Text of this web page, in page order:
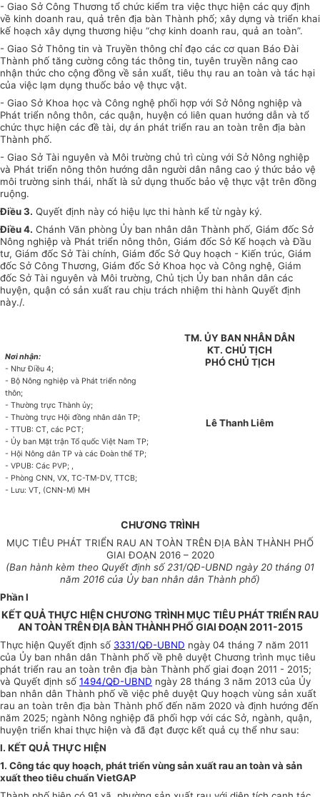
- Giao Sở Công Thương tổ chức kiểm tra việc thực hiện các quy định
về kinh doanh rau, quả trên địa bàn Thành phố; xây dựng và triển khai
kế hoạch xây dựng thương hiệu “chợ kinh doanh rau, quả an toàn”.
- Giao Sở Thông tin và Truyền thông chỉ đạo các cơ quan Báo Đài
Thành phố tăng cường công tác thông tin, tuyên truyền nâng cao
nhận thức cho cộng đồng về sản xuất, tiêu thụ rau an toàn và tác hại
của việc lạm dụng thuốc bảo vệ thực vật.
- Giao Sở Khoa học và Công nghệ phối hợp với Sở Nông nghiệp và
Phát triển nông thôn, các quận, huyện có liên quan hướng dẫn và tổ
chức thực hiện các đề tài, dự án phát triển rau an toàn trên địa bàn
Thành phố.
- Giao Sở Tài nguyên và Môi trường chủ trì cùng với Sở Nông nghiệp
và Phát triển nông thôn hướng dẫn người dân nâng cao ý thức bảo vệ
môi trường sinh thái, nhất là sử dụng thuốc bảo vệ thực vật trên đồng
ruộng.
Điều 3. Quyết định này có hiệu lực thi hành kể từ ngày ký.
Điều 4. Chánh Văn phòng Ủy ban nhân dân Thành phố, Giám đốc Sở
Nông nghiệp và Phát triển nông thôn, Giám đốc Sở Kế hoạch và Đầu
tư, Giám đốc Sở Tài chính, Giám đốc Sở Quy hoạch - Kiến trúc, Giám
đốc Sở Công Thương, Giám đốc Sở Khoa học và Công nghệ, Giám
đốc Sở Tài nguyên và Môi trường, Chủ tịch Ủy ban nhân dân các
huyện, quận có sản xuất rau chịu trách nhiệm thi hành Quyết định
này./.
Nơi nhận:
- Như Điều 4;
- Bộ Nông nghiệp và Pháttriển nông
thôn;
- Thường trực Thành ủy;
- Thường trực Hội đồng nhân dân TP;
- TTUB: CT, các PCT;
- Ủy ban Mặttrận Tổ quốc Việt Nam TP;
- Hội Nông dân TP và các Đoàn thể TP;
- VPUB: Các PVP; ,
- Phòng CNN, VX, TC-TM-DV, TTCB;
- Lưu: VT, (CNN-M) MH
TM. ỦY BAN NHÂN DÂN
KT. CHỦ TỊCH
PHÓ CHỦ TỊCH
Lê Thanh Liêm
CHƯƠNG TRÌNH
MỤC TIÊU PHÁT TRIỂN RAU AN TOÀN TRÊN ĐỊA BÀN THÀNH PHỐ
GIAI ĐOẠN 2016 – 2020
(Ban hành kèm theo Quyết định số 231/QĐ-UBND ngày 20 tháng 01
năm 2016 của Ủy ban nhân dân Thành phố)
Phần I
KẾT QUẢ THỰC HIỆN CHƯƠNG TRÌNH MỤC TIÊU PHÁT TRIỂN RAU
AN TOÀN TRÊN ĐỊA BÀN THÀNH PHỐ GIAI ĐOẠN 2011-2015
Thực hiện Quyết định số 3331/QĐ-UBND ngày 04 tháng 7 năm 2011
của Ủy ban nhân dân Thành phố về phê duyệt Chương trình mục tiêu
phát triển rau an toàn trên địa bàn Thành phố giai đoạn 2011 - 2015;
và Quyết định số 1494/QĐ-UBND ngày 28 tháng 3 năm 2013 của Ủy
ban nhân dân Thành phố về việc phê duyệt Quy hoạch vùng sản xuất
rau an toàn trên địa bàn Thành phố đến năm 2020 và định hướng đến
năm 2025; ngành Nông nghiệp đã phối hợp với các Sở, ngành, quận,
huyện triển khai thực hiện và đã đạt được kết quả cụ thể như sau:
I. KẾT QUẢ THỰC HIỆN
1. Công tác quy hoạch, phát triển vùng sản xuất rau an toàn và sản
xuất theo tiêu chuẩn VietGAP